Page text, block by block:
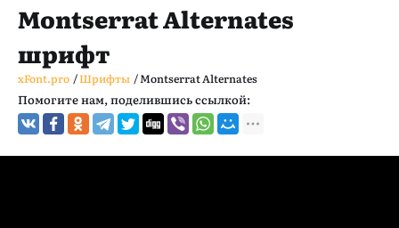
Montserrat Alternates
шрифт
xFont.pro /Шрифты /Montserrat Alternates
Помогите нам, поделившись ссылкой: